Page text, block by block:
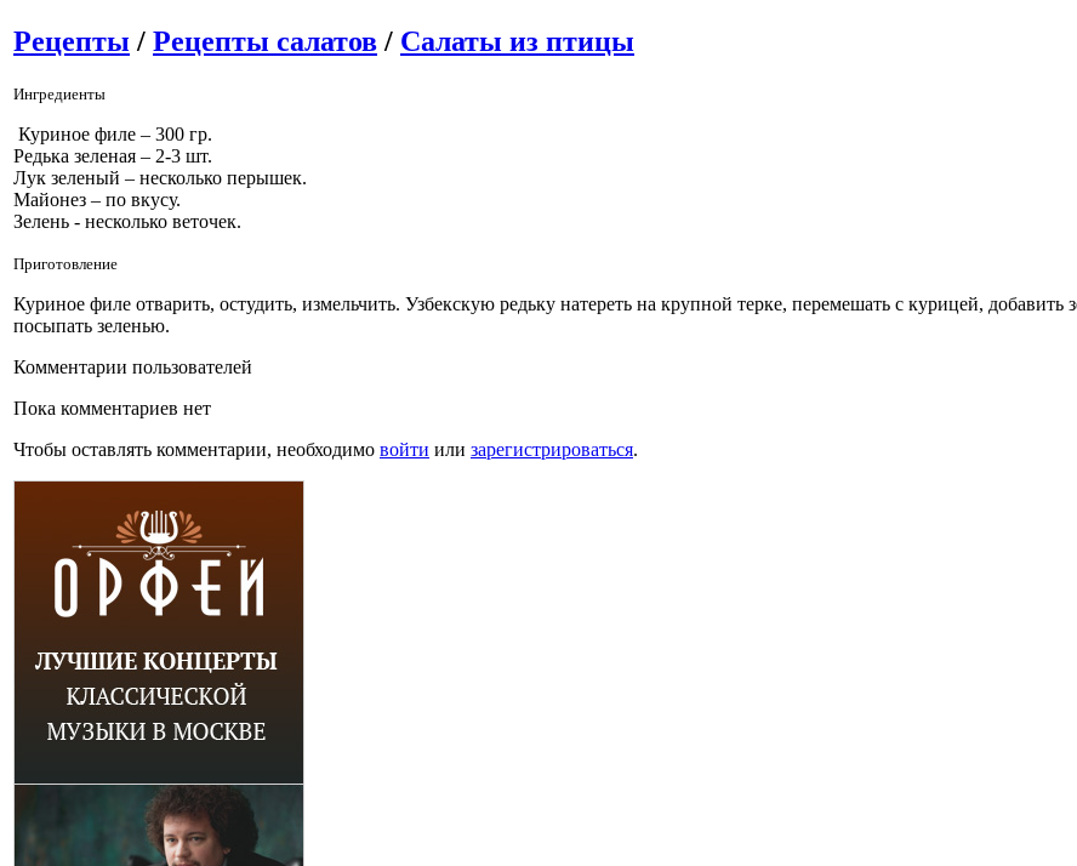
Рецепты / Рецепты салатов / Салаты из птицы
Ингредиенты
Куриное филе – 300 гр.
Редька зеленая – 2-3 шт.
Лук зеленый – несколько перышек.
Майонез – по вкусу.
Зелень - несколько веточек.
Приготовление
Куриное филе отварить, остудить, измельчить. Узбекскую редьку натереть на крупной терке, перемешать с курицей,
посыпать зеленью.
Комментарии пользователей
Пока комментариев нет
Чтобы оставлять комментарии, необходимо войти или зарегистрироваться.